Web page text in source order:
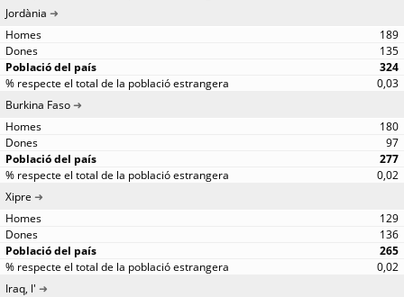
Jordània
189
135
324
0,03
Burkina Faso
180
97
277
0,02
Xipre
129
136
265
0,02
Iraq, l'